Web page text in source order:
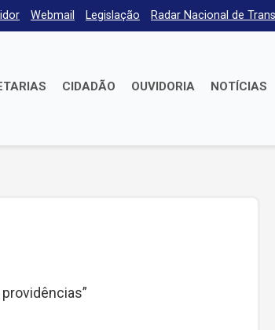
Webmail Legislação Radar Nacional de
CIDADÃO OUVIDORIA NOTÍCIAS